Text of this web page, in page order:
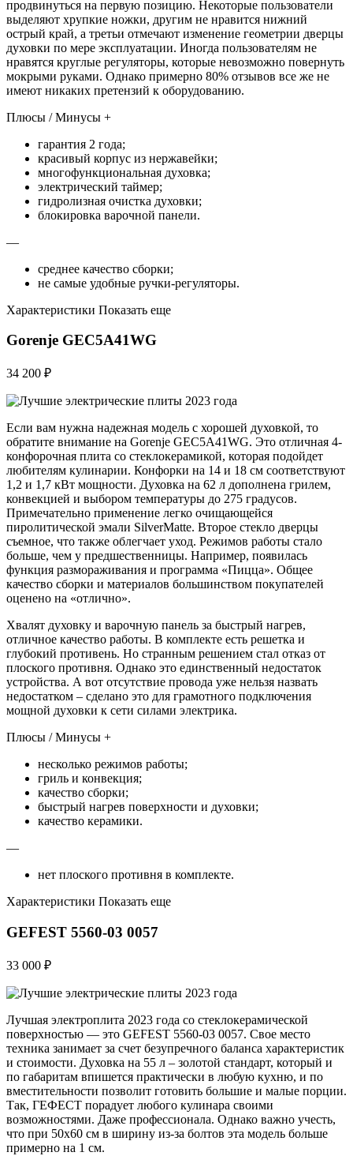
продвинуться на первую позицию. Некоторые пользователи
выделяют хрупкие ножки, другим не нравится нижний
острый край, а третьи отмечают изменение геометрии дверцы
духовки по мере эксплуатации. Иногда пользователям не
нравятся круглые регуляторы, которые невозможно повернуть
мокрыми руками. Однако примерно 80% отзывов все же не
имеют никаких претензий к оборудованию.
Плюсы / Минусы +
гарантия 2 года;
красивый корпус из нержавейки;
многофункциональная духовка;
электрический таймер;
гидролизная очистка духовки;
блокировка варочной панели.
—
среднее качество сборки;
не самые удобные ручки-регуляторы.
Характеристики Показать еще
Gorenje GEC5A41WG
34 200 ₽
Если вам нужна надежная модель с хорошей духовкой, то
обратите внимание на Gorenje GEC5A41WG. Это отличная 4-
конфорочная плита со стеклокерамикой, которая подойдет
любителям кулинарии. Конфорки на 14 и 18 см соответствуют
1,2 и 1,7 кВт мощности. Духовка на 62 л дополнена грилем,
конвекцией и выбором температуры до 275 градусов.
Примечательно применение легко очищающейся
пиролитической эмали SilverMatte. Второе стекло дверцы
съемное, что также облегчает уход. Режимов работы стало
больше, чем у предшественницы. Например, появилась
функция размораживания и программа «Пицца». Общее
качество сборки и материалов большинством покупателей
оценено на «отлично».
Хвалят духовку и варочную панель за быстрый нагрев,
отличное качество работы. В комплекте есть решетка и
глубокий противень. Но странным решением стал отказ от
плоского противня. Однако это единственный недостаток
устройства. А вот отсутствие провода уже нельзя назвать
недостатком – сделано это для грамотного подключения
мощной духовки к сети силами электрика.
Плюсы / Минусы +
несколько режимов работы;
гриль и конвекция;
качество сборки;
быстрый нагрев поверхности и духовки;
качество керамики.
—
нет плоского противня в комплекте.
Характеристики Показать еще
GEFEST 5560-03 0057
33 000 ₽
Лучшая электроплита 2023 года со стеклокерамической
поверхностью — это GEFEST 5560-03 0057. Свое место
техника занимает за счет безупречного баланса характеристик
и стоимости. Духовка на 55 л – золотой стандарт, который и
по габаритам впишется практически в любую кухню, и по
вместительности позволит готовить большие и малые порции.
Так, ГЕФЕСТ порадует любого кулинара своими
возможностями. Даже профессионала. Однако важно учесть,
что при 50х60 см в ширину из-за болтов эта модель больше
примерно на 1 см.